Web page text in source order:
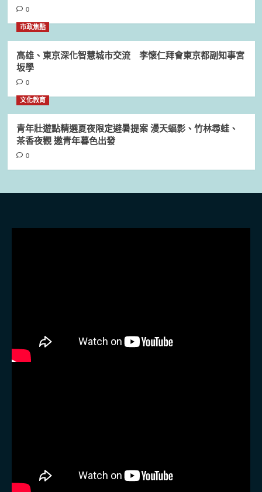
0
市政焦點
高雄、東京深化智慧城市交流 李懷仁拜會東京都副知事宮
坂學
0
文化教育
青年壯遊點精選夏夜限定避暑提案 漫天蝠影、竹林尋蛙、
茶香夜觀 邀青年暮色出發
0